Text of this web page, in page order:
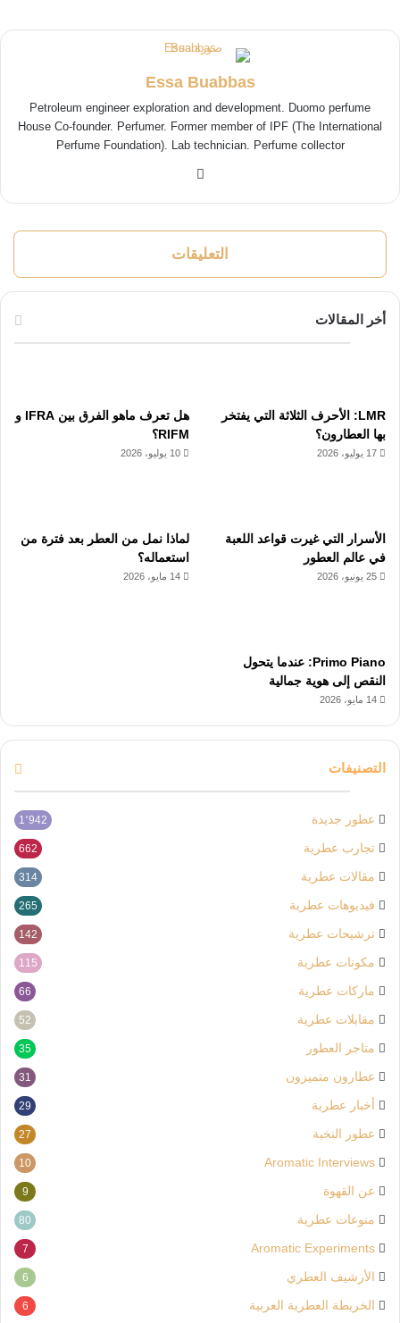
Essa Buabbas
Petroleum engineer exploration and development. Duomo perfume
House Co-founder. Perfumer. Former member of IPF (The International
Perfume Foundation). Lab technician. Perfume collector
التعليقات
أخر المقالات
LMR: الأحرف الثلاثة التي يفتخر
بها العطارون؟
17 يوليو، 2026
هل تعرف ماهو الفرق بين IFRA و
RIFM؟
10 يوليو، 2026
الأسرار التي غيرت قواعد اللعبة
في عالم العطور
25 يونيو، 2026
لماذا نمل من العطر بعد فترة من
استعماله؟
14 مايو، 2026
Primo Piano: عندما يتحول
النقص إلى هوية جمالية
14 مايو، 2026
التصنيفات
عطور جديدة 1٬942
تجارب عطرية 662
مقالات عطرية 314
فيديوهات عطرية 265
ترشيحات عطرية 142
مكونات عطرية 115
ماركات عطرية 66
مقابلات عطرية 52
متاجر العطور 35
عطارون متميزون 31
أخبار عطرية 29
عطور النخبة 27
Aromatic Interviews
10
عن القهوة 9
منوعات عطرية 80
Aromatic Experiments
7
الأرشيف العطري 6
الخريطة العطرية العربية 6